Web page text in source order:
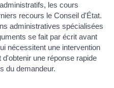
les cours
recours le Conseil d'État.
administratives spécialisées
se fait par écrit avant
nécessitent une intervention
une réponse rapide
du demandeur.